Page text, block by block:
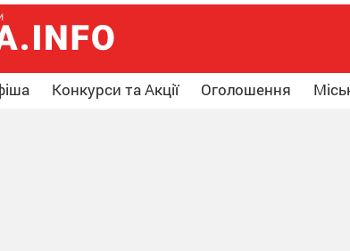
Конкурси та Акції Оголошення